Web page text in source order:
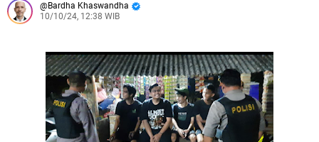
Bardha Khaswandha
10/10/24, 12:38 WIB